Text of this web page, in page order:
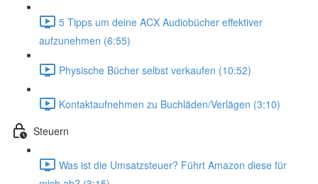
5 Tipps um deine ACX Audiobücher effektiver
aufzunehmen (6:55)
Physische Bücher selbst verkaufen (10:52)
Kontaktaufnehmen zu Buchläden/Verlägen (3:10)
Steuern
Was ist die Umsatzsteuer? Führt Amazon diese für